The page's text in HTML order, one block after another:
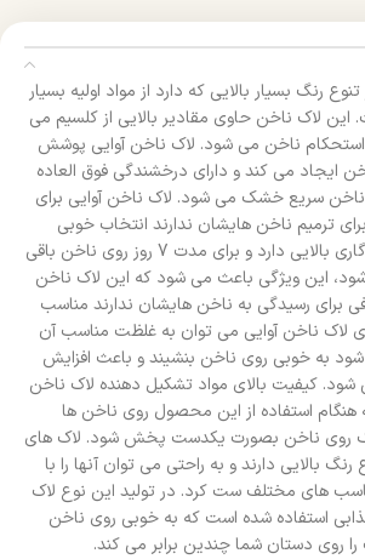
رنگ بسیار بالایی که دارد از مواد اولیه بسیار
این لاک ناخن حاوی مقادیر بالایی از کلسیم می
ناخن می شود. لاک ناخن آوایی پوشش
ایجاد می کند و دارای درخشندگی فوق العاده
سریع خشک می شود. لاک ناخن آوایی برای
ترمیم ناخن هایشان ندارند انتخاب خوبی
است زیرا این لاک ماندگاری بالایی دارد و برای مدت 7 روز روی ناخن باقی
این ویژگی باعث می شود که این لاک ناخن
برای رسیدگی به ناخن هایشان ندارند مناسب
لاک ناخن آوایی می توان به غلظت مناسب آن
به خوبی روی ناخن بنشیند و باعث افزایش
شود. کیفیت بالای مواد تشکیل دهنده لاک ناخن
استفاده از این محصول روی ناخن ها
روی ناخن بصورت یکدست پخش شود. لاک های
بالایی دارند و به راحتی می توان آنها را با
های مختلف ست کرد. در تولید این نوع لاک
جذابی استفاده شده است که به خوبی روی ناخن
روی دستان شما چندین برابر می کند.